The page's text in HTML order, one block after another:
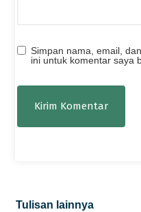
Simpan nama, email,
ini untuk komentar saya
Tulisan lainnya